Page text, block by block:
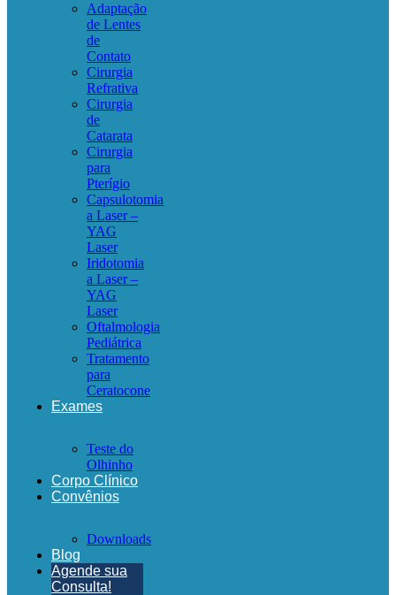
Adaptação
de Lentes
de
Contato
Cirurgia
Refrativa
Cirurgia
de
Catarata
Cirurgia
para
Pterígio
Capsulotomia
a Laser –
YAG
Laser
Iridotomia
a Laser –
YAG
Laser
Oftalmologia
Pediátrica
Tratamento
para
Ceratocone
Exames
Teste do
Olhinho
Corpo Clínico
Convênios
Downloads
Blog
Agende sua
Consulta!